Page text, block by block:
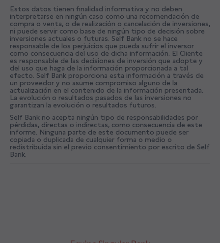
Estos datos tienen finalidad informativa y no deben
interpretarse en ningún caso como una recomendación de
compra o venta, o de realización o cancelación de inversiones,
ni puede servir como base de ningún tipo de decisión sobre
inversiones actuales o futuras. Self Bank no se hace
responsable de los perjuicios que pueda sufrir el inversor
como consecuencia del uso de dicha información. El Cliente
es responsable de las decisiones de inversión que adopte y
del uso que haga de la información proporcionada a tal
efecto. Self Bank proporciona esta información a través de
un proveedor y no asume compromiso alguno de la
actualización en el contenido de la información presentada.
La evolución o resultados pasados de las inversiones no
garantizan la evolución o resultados futuros.
Self Bank no acepta ningún tipo de responsabilidades por
pérdidas, directas o indirectas, como consecuencia de este
informe. Ninguna parte de este documento puede ser
copiada o duplicada de cualquier forma o medio o
redistribuida sin el previo consentimiento por escrito de Self
Bank.